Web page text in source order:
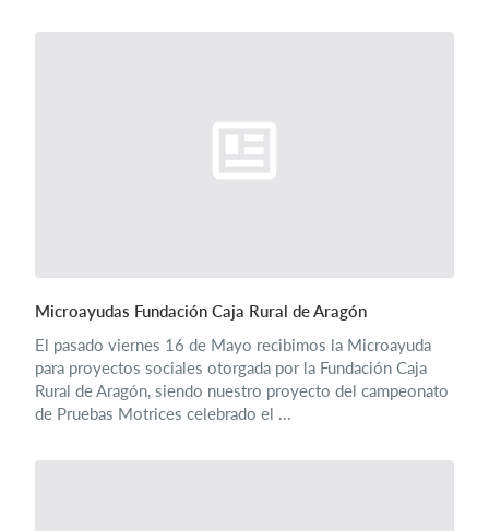
Microayudas Fundación Caja Rural de Aragón
El pasado viernes 16 de Mayo recibimos la Microayuda
para proyectos sociales otorgada por la Fundación Caja
Rural de Aragón, siendo nuestro proyecto del campeonato
de Pruebas Motrices celebrado el ...